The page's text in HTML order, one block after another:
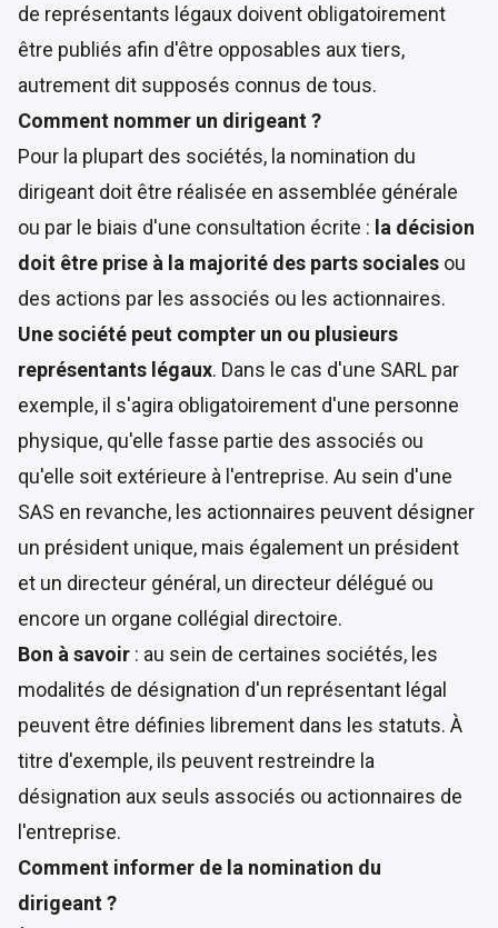
de représentants légaux doivent obligatoirement
être publiés afin d'être opposables aux tiers,
autrement dit supposés connus de tous.
Comment nommer un dirigeant ?
Pour la plupart des sociétés, la nomination du
dirigeant doit être réalisée en assemblée générale
ou par le biais d'une consultation écrite : la décision
doit être prise à la majorité des parts sociales ou
des actions par les associés ou les actionnaires.
Une société peut compter un ou plusieurs
représentants légaux. Dans le cas d'une SARL par
exemple, il s'agira obligatoirement d'une personne
physique, qu'elle fasse partie des associés ou
qu'elle soit extérieure à l'entreprise. Au sein d'une
SAS en revanche, les actionnaires peuvent désigner
un président unique, mais également un président
et un directeur général, un directeur délégué ou
encore un organe collégial directoire.
Bon à savoir : au sein de certaines sociétés, les
modalités de désignation d'un représentant légal
peuvent être définies librement dans les statuts. À
titre d'exemple, ils peuvent restreindre la
désignation aux seuls associés ou actionnaires de
l'entreprise.
Comment informer de la nomination du
dirigeant ?